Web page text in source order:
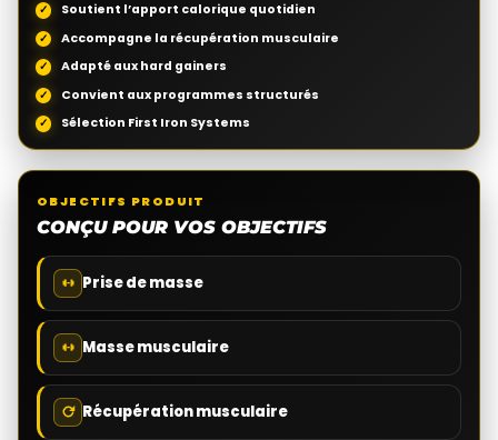
Soutient l’apport calorique quotidien
Accompagne la récupération musculaire
Adapté aux hard gainers
Convient aux programmes structurés
Sélection First Iron Systems
OBJECTIFS PRODUIT
CONÇU POUR VOS OBJECTIFS
Prise de masse
Masse musculaire
Récupération musculaire